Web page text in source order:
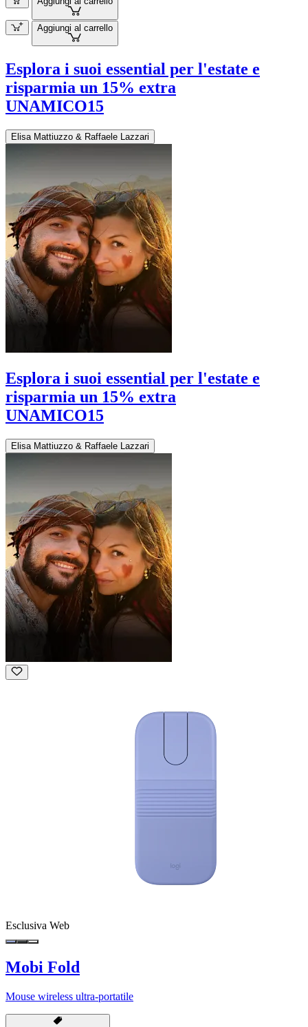
Aggiungi al carrello
Esplora i suoi essential per l'estate e
risparmia un 15% extra
UNAMICO15
Elisa Mattiuzzo & Raffaele Lazzari
Esplora i suoi essential per l'estate e
risparmia un 15% extra
UNAMICO15
Elisa Mattiuzzo & Raffaele Lazzari
Esclusiva Web
Mobi Fold
Mouse wireless ultra-portatile